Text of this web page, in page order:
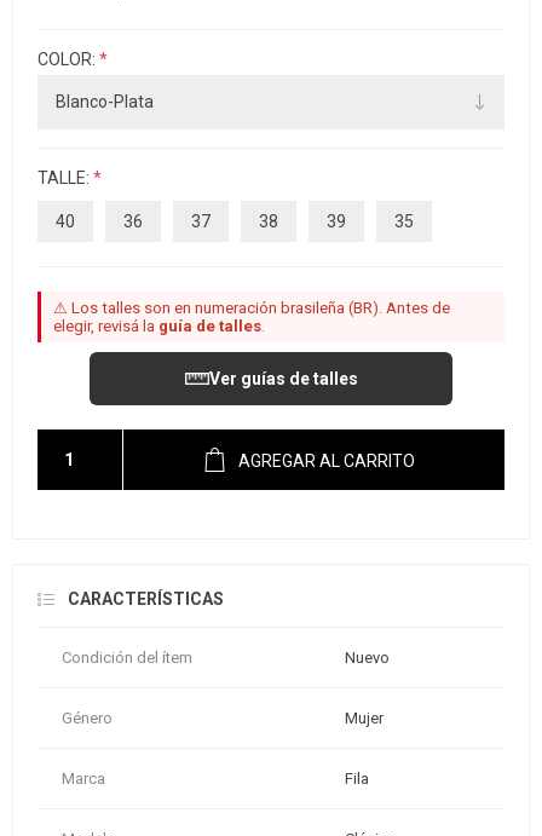
COLOR: *
TALLE: *
40 36 37 38 39 35
⚠ Los talles son en numeración brasileña (BR). Antes de
elegir, revisá la guía de talles
Ver guías de talles
AGREGAR AL CARRITO
CARACTERÍSTICAS
Condición del ítem Nuevo
Género Mujer
Marca Fila